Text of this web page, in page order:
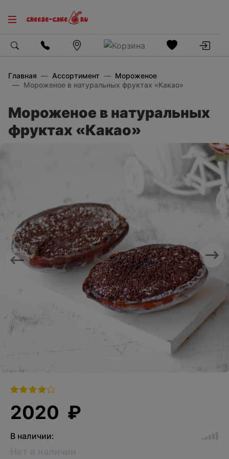
Главная Ассортимент
Мороженое
Мороженое в натуральных фруктах «Какао»
Мороженое в натуральных
фруктах «Какао»
Previous
2020 ₽
В наличии: